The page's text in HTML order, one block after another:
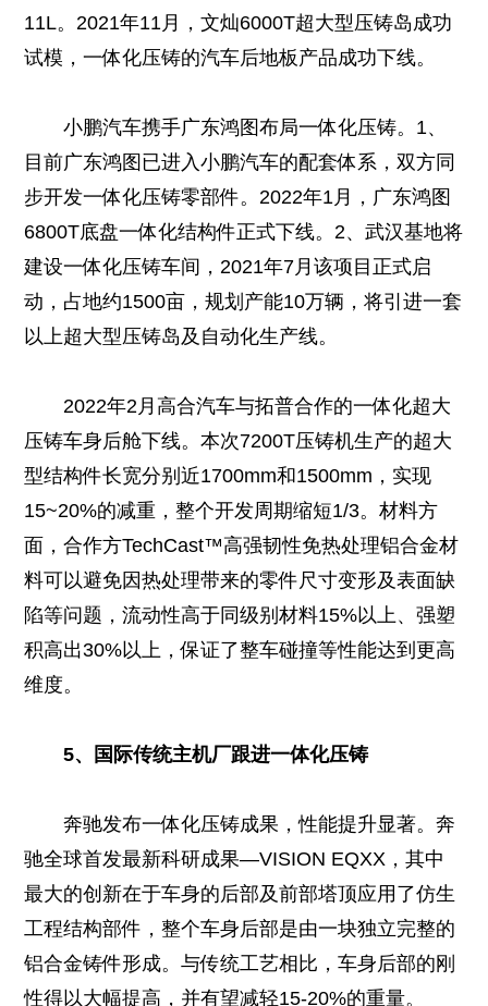
11L。2021年11月，文灿6000T超大型压铸岛成功
试模，一体化压铸的汽车后地板产品成功下线。
小鹏汽车携手广东鸿图布局一体化压铸。1、
目前广东鸿图已进入小鹏汽车的配套体系，双方同
步开发一体化压铸零部件。2022年1月，广东鸿图
6800T底盘一体化结构件正式下线。2、武汉基地将
建设一体化压铸车间，2021年7月该项目正式启
动，占地约1500亩，规划产能10万辆，将引进一套
以上超大型压铸岛及自动化生产线。
2022年2月高合汽车与拓普合作的一体化超大
压铸车身后舱下线。本次7200T压铸机生产的超大
型结构件长宽分别近1700mm和1500mm，实现
15~20%的减重，整个开发周期缩短1/3。材料方
面，合作方TechCast™高强韧性免热处理铝合金材
料可以避免因热处理带来的零件尺寸变形及表面缺
陷等问题，流动性高于同级别材料15%以上、强塑
积高出30%以上，保证了整车碰撞等性能达到更高
维度。
5、国际传统主机厂跟进一体化压铸
奔驰发布一体化压铸成果，性能提升显著。奔
驰全球首发最新科研成果—VISION EQXX，其中
最大的创新在于车身的后部及前部塔顶应用了仿生
工程结构部件，整个车身后部是由一块独立完整的
铝合金铸件形成。与传统工艺相比，车身后部的刚
性得以大幅提高，并有望减轻15-20%的重量。